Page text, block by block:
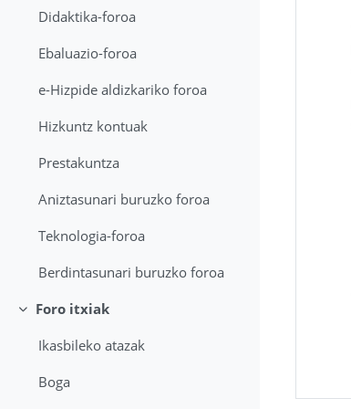
Didaktika-foroa
Ebaluazio-foroa
e-Hizpide aldizkariko foroa
Hizkuntz kontuak
Prestakuntza
Aniztasunari buruzko foroa
Teknologia-foroa
Berdintasunari buruzko foroa
Tolestu
Foro itxiak
Ikasbileko atazak
Boga